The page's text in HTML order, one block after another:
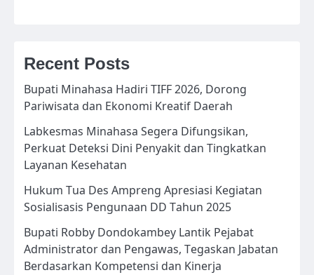
Recent Posts
Bupati Minahasa Hadiri TIFF 2026, Dorong
Pariwisata dan Ekonomi Kreatif Daerah
Labkesmas Minahasa Segera Difungsikan,
Perkuat Deteksi Dini Penyakit dan Tingkatkan
Layanan Kesehatan
Hukum Tua Des Ampreng Apresiasi Kegiatan
Sosialisasis Pengunaan DD Tahun 2025
Bupati Robby Dondokambey Lantik Pejabat
Administrator dan Pengawas, Tegaskan Jabatan
Berdasarkan Kompetensi dan Kinerja